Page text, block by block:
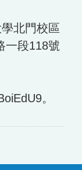
北門校區
一段118號
。